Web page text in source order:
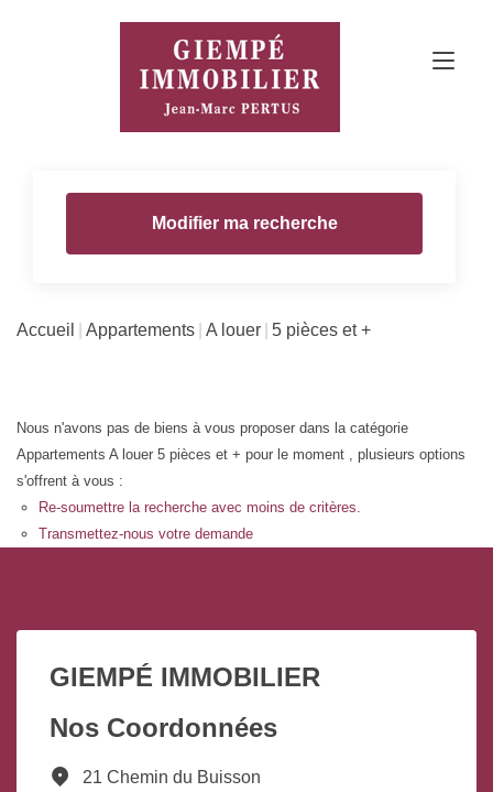
Modifier ma recherche
Accueil Appartements A louer 5 pièces et +
Nous n'avons pas de biens à vous proposer dans la catégorie
Appartements A louer 5 pièces et + pour le moment , plusieurs options
s'offrent à vous :
Re-soumettre la recherche avec moins de critères.
Transmettez-nous votre demande
GIEMPÉ IMMOBILIER
Nos Coordonnées
21 Chemin du Buisson